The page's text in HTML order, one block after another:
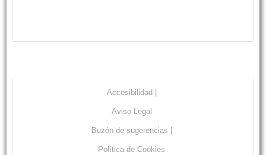
Accesibilidad |
Aviso Legal
Buzón de sugerencias |
Política de Cookies